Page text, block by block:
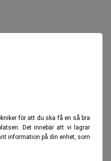
för att du ska få en så bra
Det innebär att vi lagrar
information på din enhet, som